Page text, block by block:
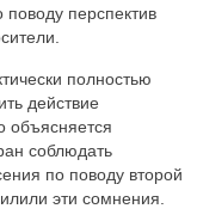
перспектив
полностью
действие
объясняется
соблюдать
по поводу второй
эти сомнения.